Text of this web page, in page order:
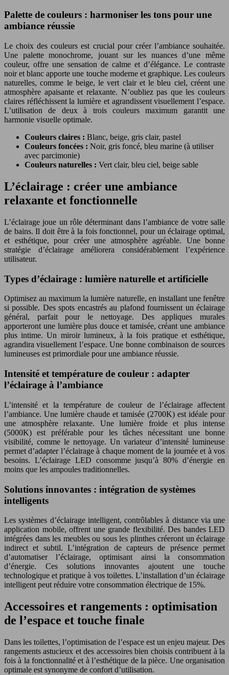
Palette de couleurs : harmoniser les tons pour une
ambiance réussie
Le choix des couleurs est crucial pour créer l’ambiance souhaitée.
Une palette monochrome, jouant sur les nuances d’une même
couleur, offre une sensation de calme et d’élégance. Le contraste
noir et blanc apporte une touche moderne et graphique. Les couleurs
naturelles, comme le beige, le vert clair et le bleu ciel, créent une
atmosphère apaisante et relaxante. N’oubliez pas que les couleurs
claires réfléchissent la lumière et agrandissent visuellement l’espace.
L’utilisation de deux à trois couleurs maximum garantit une
harmonie visuelle optimale.
Couleurs claires : Blanc, beige, gris clair, pastel
Couleurs foncées : Noir, gris foncé, bleu marine (à utiliser
avec parcimonie)
Couleurs naturelles : Vert clair, bleu ciel, beige sable
L’éclairage : créer une ambiance
relaxante et fonctionnelle
L’éclairage joue un rôle déterminant dans l’ambiance de votre salle
de bains. Il doit être à la fois fonctionnel, pour un éclairage optimal,
et esthétique, pour créer une atmosphère agréable. Une bonne
stratégie d’éclairage améliorera considérablement l’expérience
utilisateur.
Types d’éclairage : lumière naturelle et artificielle
Optimisez au maximum la lumière naturelle, en installant une fenêtre
si possible. Des spots encastrés au plafond fournissent un éclairage
général, parfait pour le nettoyage. Des appliques murales
apporteront une lumière plus douce et tamisée, créant une ambiance
plus intime. Un miroir lumineux, à la fois pratique et esthétique,
agrandira visuellement l’espace. Une bonne combinaison de sources
lumineuses est primordiale pour une ambiance réussie.
Intensité et température de couleur : adapter
l’éclairage à l’ambiance
L’intensité et la température de couleur de l’éclairage affectent
l’ambiance. Une lumière chaude et tamisée (2700K) est idéale pour
une atmosphère relaxante. Une lumière froide et plus intense
(5000K) est préférable pour les tâches nécessitant une bonne
visibilité, comme le nettoyage. Un variateur d’intensité lumineuse
permet d’adapter l’éclairage à chaque moment de la journée et à vos
besoins. L’éclairage LED consomme jusqu’à 80% d’énergie en
moins que les ampoules traditionnelles.
Solutions innovantes : intégration de systèmes
intelligents
Les systèmes d’éclairage intelligent, contrôlables à distance via une
application mobile, offrent une grande flexibilité. Des bandes LED
intégrées dans les meubles ou sous les plinthes créeront un éclairage
indirect et subtil. L’intégration de capteurs de présence permet
d’automatiser l’éclairage, optimisant ainsi la consommation
d’énergie. Ces solutions innovantes ajoutent une touche
technologique et pratique à vos toilettes. L’installation d’un éclairage
intelligent peut réduire votre consommation électrique de 15%.
Accessoires et rangements : optimisation
de l’espace et touche finale
Dans les toilettes, l’optimisation de l’espace est un enjeu majeur. Des
rangements astucieux et des accessoires bien choisis contribuent à la
fois à la fonctionnalité et à l’esthétique de la pièce. Une organisation
optimale est synonyme de confort d’utilisation.